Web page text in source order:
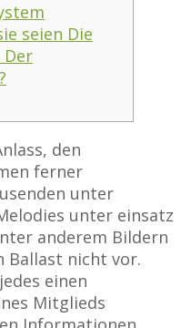
seien Die
Der
den
ferner
unter
unter einsatz
anderem Bildern
Ballast nicht vor.
einen
Mitglieds